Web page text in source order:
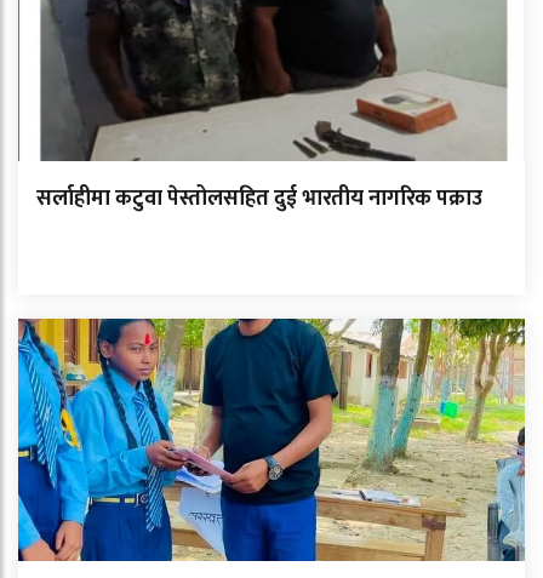
सर्लाहीमा कटुवा पेस्तोलसहित दुई भारतीय नागरिक पक्राउ